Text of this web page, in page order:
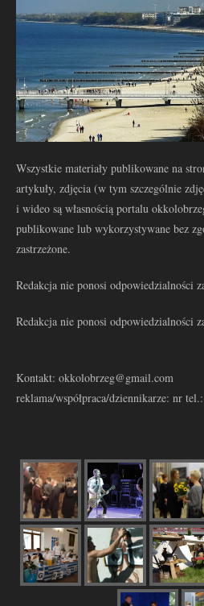
Wszystkie materiały publikowane na
artykuły, zdjęcia (w tym szczególnie
i wideo są własnością portalu
publikowane lub wykorzystywane bez
zastrzeżone.
Redakcja nie ponosi odpowiedzialności
Redakcja nie ponosi odpowiedzialności
Kontakt: okkolobrzeg@gmail.com
reklama/współpraca/dziennikarze: nr tel.: